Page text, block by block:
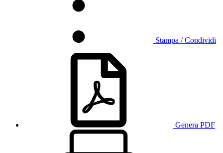
Stampa / Condividi
Genera PDF